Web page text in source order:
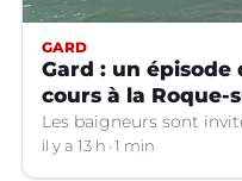
GARD
Gard : un
cours à la Roque-
Les baigneurs sont
il y a 13 h 1 min